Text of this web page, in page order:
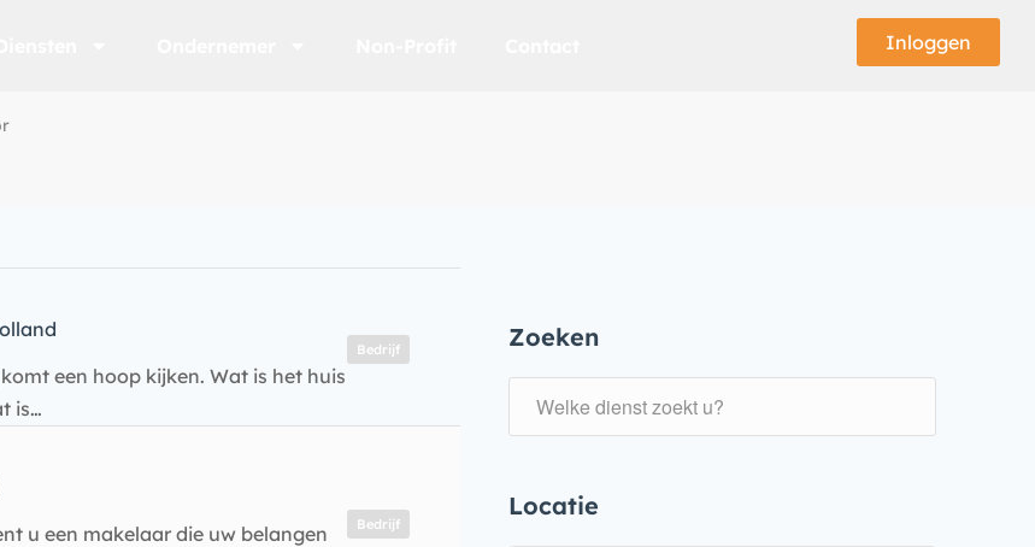
Inloggen
Zoeken
Locatie
Bedrijf
een hoop kijken. Wat is het huis
is…
Bedrijf
u een makelaar die uw belangen